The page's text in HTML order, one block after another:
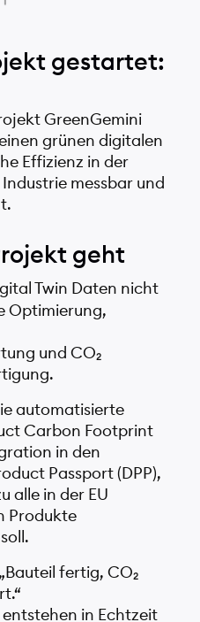
gestartet:
GreenGemini
grünen digitalen
Effizienz in der
messbar und
geht
Twin Daten nicht
Optimierung,
und CO₂
automatisierte
Carbon Footprint
in den
Passport (DPP),
alle in der EU
Produkte
fertig, CO₂
in Echtzeit